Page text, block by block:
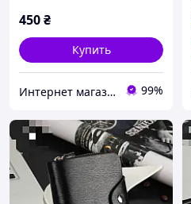
450₴
Купить
Интернет магазин зонтов и перчаток 99%